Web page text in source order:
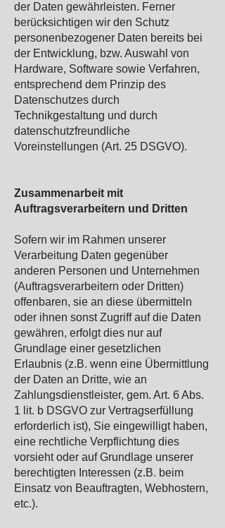
der Daten gewährleisten. Ferner
berücksichtigen wir den Schutz
personenbezogener Daten bereits bei
der Entwicklung, bzw. Auswahl von
Hardware, Software sowie Verfahren,
entsprechend dem Prinzip des
Datenschutzes durch
Technikgestaltung und durch
datenschutzfreundliche
Voreinstellungen (Art. 25 DSGVO).
Zusammenarbeit mit
Auftragsverarbeitern und Dritten
Sofern wir im Rahmen unserer
Verarbeitung Daten gegenüber
anderen Personen und Unternehmen
(Auftragsverarbeitern oder Dritten)
offenbaren, sie an diese übermitteln
oder ihnen sonst Zugriff auf die Daten
gewähren, erfolgt dies nur auf
Grundlage einer gesetzlichen
Erlaubnis (z.B. wenn eine Übermittlung
der Daten an Dritte, wie an
Zahlungsdienstleister, gem. Art. 6 Abs.
1 lit. b DSGVO zur Vertragserfüllung
erforderlich ist), Sie eingewilligt haben,
eine rechtliche Verpflichtung dies
vorsieht oder auf Grundlage unserer
berechtigten Interessen (z.B. beim
Einsatz von Beauftragten, Webhostern,
etc.).